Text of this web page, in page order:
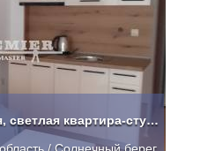
Продается ухоженная, светлая квартира-студия.